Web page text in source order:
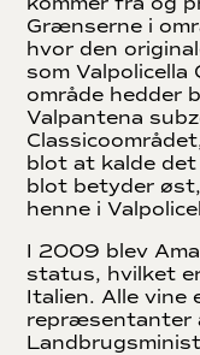
Grænserne i
hvor den
som Valpolicella
område hedder
Valpantena
blot at kalde det
blot betyder
henne i
I 2009 blev
status, hvilket
Italien. Alle vine
repræsentanter